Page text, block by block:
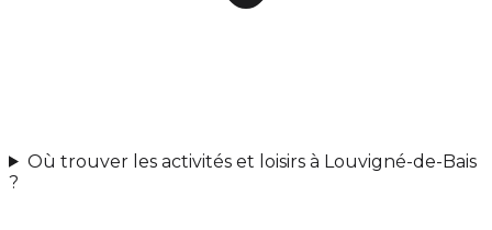
Où trouver les activités et loisirs à Louvigné-de-Bais
?